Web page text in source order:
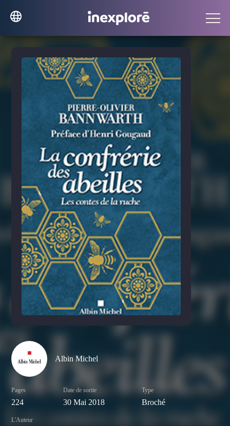
Albin Michel
Pages
224
Date de sortie
30 Mai 2018
Type
Broché
L'Auteur